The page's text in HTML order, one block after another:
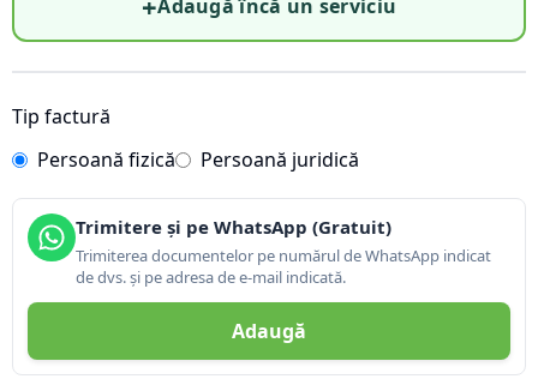
Adaugă încă un serviciu
Tip factură
Persoană fizică
Persoană juridică
Trimitere și pe WhatsApp (Gratuit)
Trimiterea documentelor pe numărul de WhatsApp indicat
de dvs. și pe adresa de e-mail indicată.
Adaugă